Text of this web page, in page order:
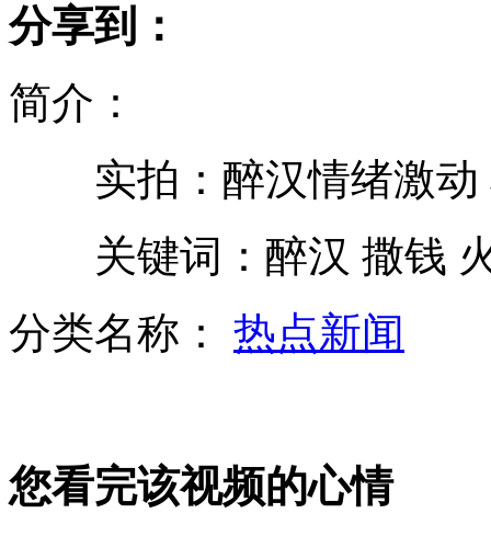
我国扫雷专家启程援助柬埔寨
分享到：
简介：
实拍：醉汉情绪激动
关键词：醉汉 撒钱
分类名称： 热点新闻
您看完该视频的心情